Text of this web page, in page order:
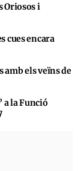
Oriosos i
cues encara
amb els veïns de
a la Funció